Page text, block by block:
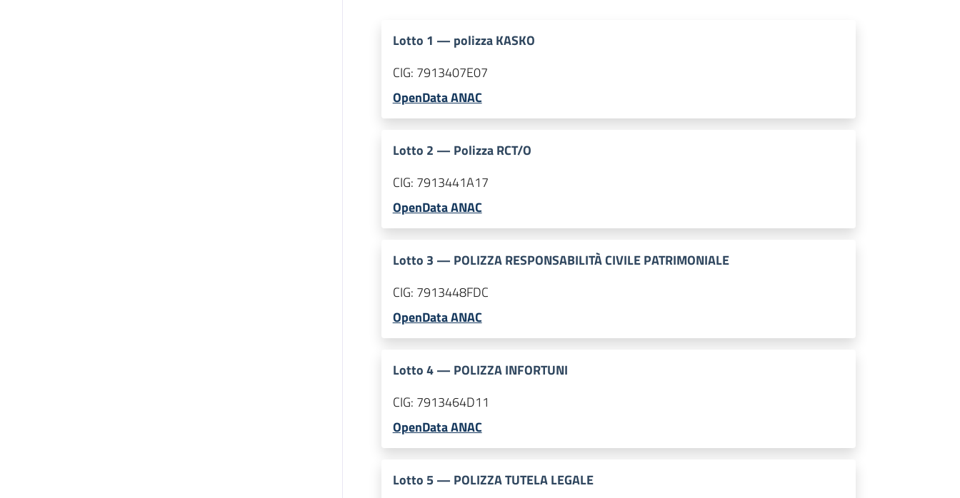
Lotto 1 — polizza KASKO
CIG: 7913407E07
OpenData ANAC
Lotto 2 — Polizza RCT/O
CIG: 7913441A17
OpenData ANAC
Lotto 3 — POLIZZA RESPONSABILITÀ CIVILE PATRIMONIALE
CIG: 7913448FDC
OpenData ANAC
Lotto4— POLIZZA INFORTUNI
CIG: 7913464D11
OpenData ANAC
Lotto 5— POLIZZA TUTELA LEGALE